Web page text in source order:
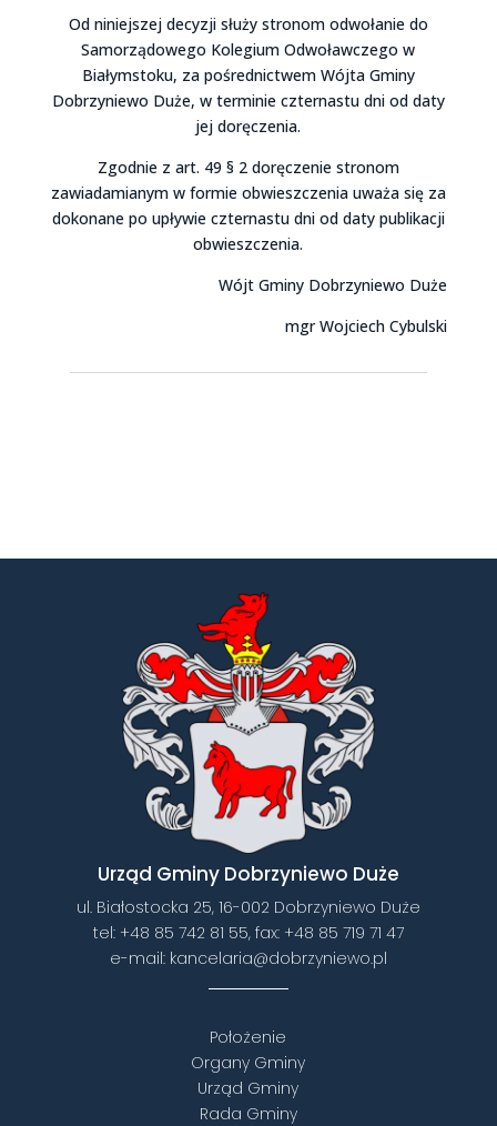
Od niniejszej decyzji służy stronom odwołanie do
Samorządowego Kolegium Odwoławczego w
Białymstoku, za pośrednictwem Wójta Gminy
Dobrzyniewo Duże, w terminie czternastu dni od daty
jej doręczenia.
Zgodnie z art. 49 § 2 doręczenie stronom
zawiadamianym w formie obwieszczenia uważa się za
dokonane po upływie czternastu dni od daty publikacji
obwieszczenia.
Wójt Gminy Dobrzyniewo Duże
mgr Wojciech Cybulski
Urząd Gminy Dobrzyniewo Duże
ul. Białostocka 25, 16-002 Dobrzyniewo Duże
tel: +48 85 742 81 55, fax: +48 85 719 71 47
e-mail: kancelaria@dobrzyniewo.pl
Położenie
Organy Gminy
Urząd Gminy
Rada Gminy